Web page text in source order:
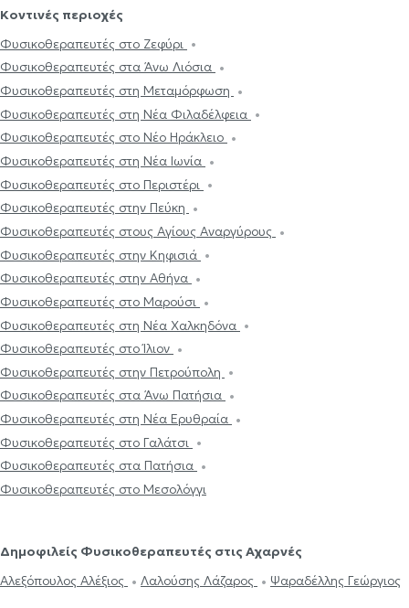
Κοντινές περιοχές
Φυσικοθεραπευτές στο Ζεφύρι
Φυσικοθεραπευτές στα Άνω Λιόσια
Φυσικοθεραπευτές στη Μεταμόρφωση
Φυσικοθεραπευτές στη Νέα Φιλαδέλφεια
Φυσικοθεραπευτές στο Νέο Ηράκλειο
Φυσικοθεραπευτές στη Νέα Ιωνία
Φυσικοθεραπευτές στο Περιστέρι
Φυσικοθεραπευτές στην Πεύκη
Φυσικοθεραπευτές στους Αγίους Αναργύρους
Φυσικοθεραπευτές στην Κηφισιά
Φυσικοθεραπευτές στην Αθήνα
Φυσικοθεραπευτές στο Μαρούσι
Φυσικοθεραπευτές στη Νέα Χαλκηδόνα
Φυσικοθεραπευτές στο Ίλιον
Φυσικοθεραπευτές στην Πετρούπολη
Φυσικοθεραπευτές στα Άνω Πατήσια
Φυσικοθεραπευτές στη Νέα Ερυθραία
Φυσικοθεραπευτές στο Γαλάτσι
Φυσικοθεραπευτές στα Πατήσια
Φυσικοθεραπευτές στο Μεσολόγγι
Δημοφιλείς Φυσικοθεραπευτές στις Αχαρνές
Αλεξόπουλος Αλέξιος
Λαλούσης Λάζαρος Ψαραδέλλης Γεώργιος